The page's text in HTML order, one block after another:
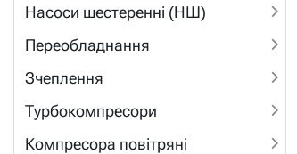
Насоси шестеренні (НШ)
Переобладнання
Зчеплення
Турбокомпресори
Компресора повітряні